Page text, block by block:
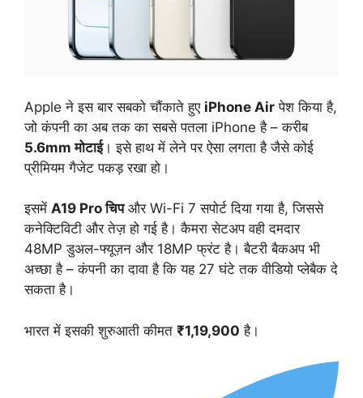
Apple ने इस बार सबको चौंकाते हुए iPhone Air पेश किया है,
जो कंपनी का अब तक का सबसे पतला iPhone है – करीब
5.6mm मोटाई। इसे हाथ में लेने पर ऐसा लगता है जैसे कोई
प्रीमियम गैजेट पकड़ रखा हो।
इसमें A19 Pro चिपऔर Wi-Fi 7 सपोर्ट दिया गया है, जिससे
कनेक्टिविटी और तेज़ हो गई है। कैमरा सेटअप वही दमदार
48MP डुअल-फ्यूज़न और 18MP फ्रंट है। बैटरी बैकअप भी
अच्छा है – कंपनी का दावा है कि यह 27 घंटे तक वीडियो प्लेबैक दे
सकता है।
भारत में इसकी शुरुआती कीमत ₹1,19,900 है।